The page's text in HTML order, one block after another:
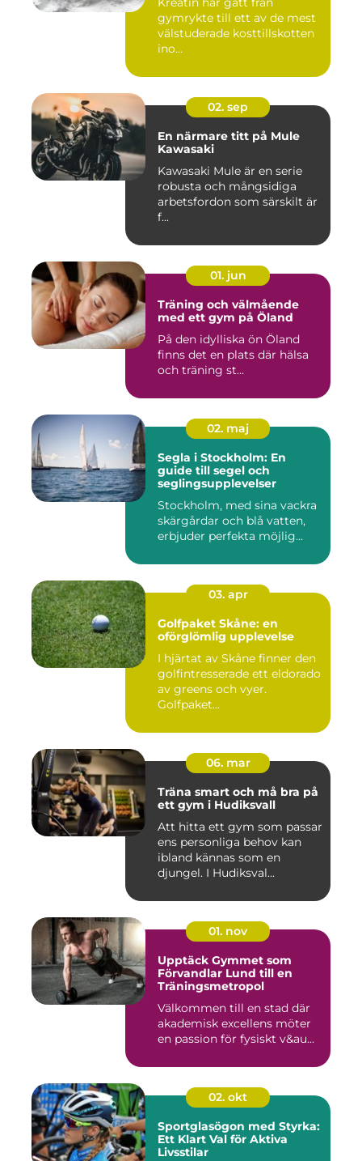
gymrykte till ett av de mest
välstuderade kosttillskotten
ino...
02. sep
En närmare titt på Mule
Kawasaki
Kawasaki Mule är en serie
robusta och mångsidiga
arbetsfordon som särskilt är
f...
01. jun
Träning och välmående
med ett gym på Öland
På den idylliska ön Öland
finns det en plats där hälsa
och träning st...
02. maj
Segla i Stockholm: En
guide till segel och
seglingsupplevelser
Stockholm, med sina vackra
skärgårdar och blå vatten,
erbjuder perfekta möjlig...
03. apr
Golfpaket Skåne: en
oförglömlig upplevelse
I hjärtat av Skåne finner den
golfintresserade ett eldorado
av greens och vyer.
Golfpaket...
06. mar
Träna smart och må bra på
ett gym i Hudiksvall
Att hitta ett gym som passar
ens personliga behov kan
ibland kännas som en
djungel. I Hudiksval...
01. nov
Upptäck Gymmet som
Förvandlar Lund till en
Träningsmetropol
Välkommen till en stad där
akademisk excellens möter
en passion för fysiskt v&au...
02. okt
Sportglasögon med Styrka:
Ett Klart Val för Aktiva
Livsstilar